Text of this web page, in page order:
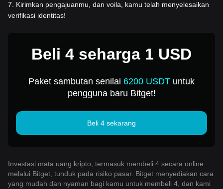
7
Kirimkan pengajuanmu, dan voila, kamu telah menyelesaikan
verifikasi identitas!
Beli 4 seharga 1 USD
Paket sambutan senilai 6200 USDT untuk
pengguna baru Bitget!
Beli 4 sekarang
Investasi mata uang kripto, termasuk membeli 4 secara online
melalui Bitget, tunduk pada risiko pasar. Bitget menyediakan cara
yang mudah dan nyaman bagi kamu untuk membeli 4, dan kami